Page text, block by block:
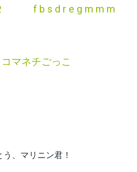
f b s d r e g m m m
マネチごっこ
う、マリニン君！